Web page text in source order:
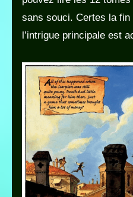
sans souci. Certes la
l’intrigue principale est